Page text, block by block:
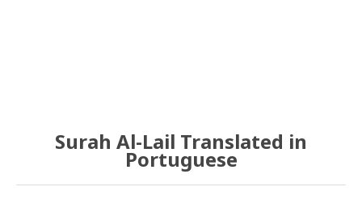
Surah Al-Lail Translated in
Portuguese